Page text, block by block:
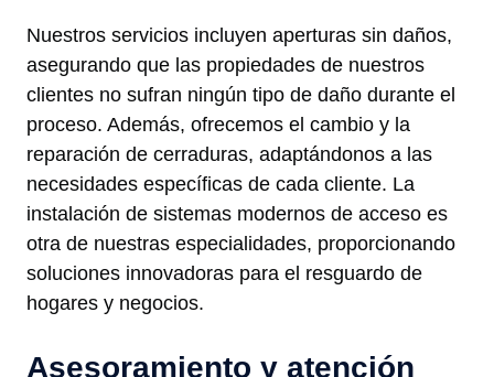
Nuestros servicios incluyen aperturas sin daños,
asegurando que las propiedades de nuestros
clientes no sufran ningún tipo de daño durante el
proceso. Además, ofrecemos el cambio y la
reparación de cerraduras, adaptándonos a las
necesidades específicas de cada cliente. La
instalación de sistemas modernos de acceso es
otra de nuestras especialidades, proporcionando
soluciones innovadoras para el resguardo de
hogares y negocios.
Asesoramiento y atención